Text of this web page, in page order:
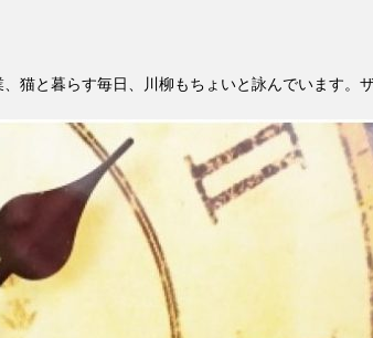
と暮らす毎日、川柳もちょいと詠んでいます。